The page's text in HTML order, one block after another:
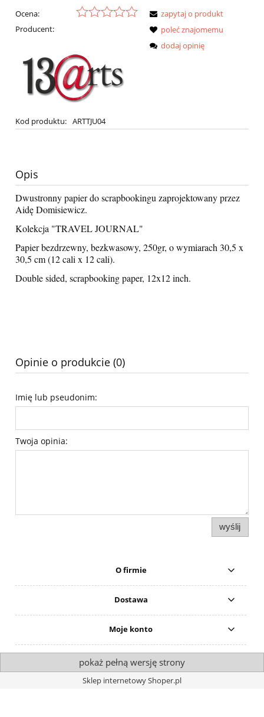
Ocena:
Producent:
Kod produktu: ARTTJU04
zapytaj o produkt
poleć znajomemu
dodaj opinię
Opis
Dwustronny papier do scrapbookingu zaprojektowany przez
Aidę Domisiewicz.
Kolekcja "TRAVEL JOURNAL"
Papier bezdrzewny, bezkwasowy, 250gr, o wymiarach 30,5 x
30,5 cm (12 cali x 12 cali).
Double sided, scrapbooking paper, 12x12 inch.
Opinie o produkcie (0)
Imię lub pseudonim:
Twoja opinia:
wyślij
O firmie
Dostawa
Moje konto
pokaż pełną wersję strony
Sklep internetowy Shoper.pl